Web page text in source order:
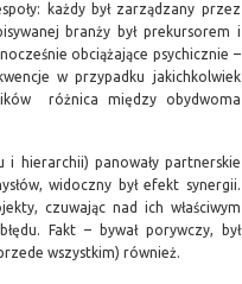
każdy był zarządzany przez
branży był prekursorem i
obciążające psychicznie –
w przypadku jakichkolwiek
różnica między obydwoma
i hierarchii) panowały partnerskie
widoczny był efekt synergii.
czuwając nad ich właściwym
Fakt – bywał porywczy, był
wszystkim) również.